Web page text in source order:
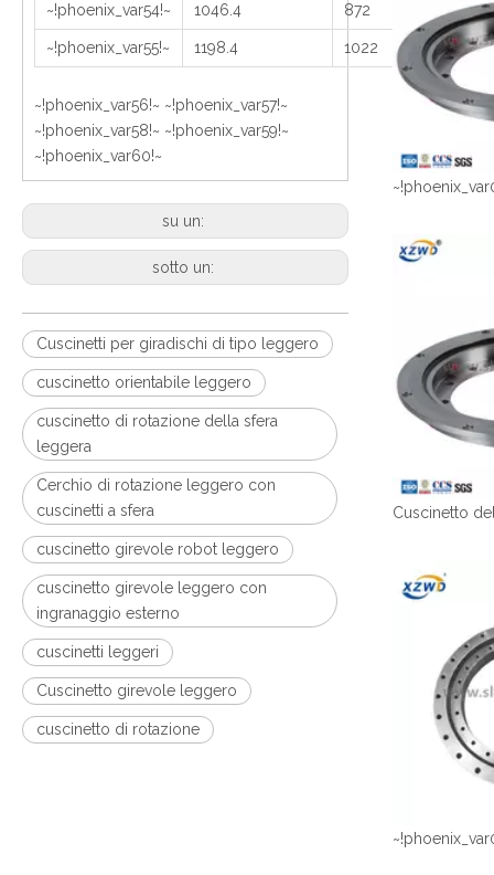
~!phoenix_var54!~ 1046.4 872
~!phoenix_var55!~ 1198.4 1022
~!phoenix_var56!~ ~!phoenix_var57!~
~!phoenix_var58!~ ~!phoenix_var59!~
~!phoenix_var60!~
su un:
sotto un:
Cuscinetti per giradischi di tipo leggero
cuscinetto orientabile leggero
cuscinetto di rotazione della sfera
leggera
Cerchio di rotazione leggero con
cuscinetti a sfera
cuscinetto girevole robot leggero
cuscinetto girevole leggero con
ingranaggio esterno
cuscinetti leggeri
Cuscinetto girevole leggero
cuscinetto di rotazione